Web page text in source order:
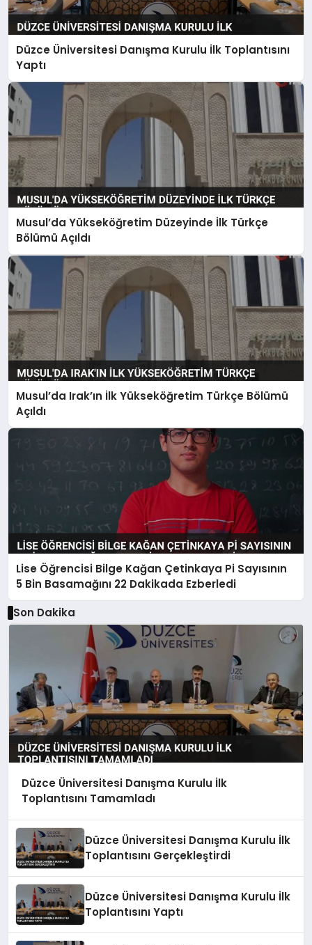
Düzce Üniversitesi Danışma Kurulu İlk Toplantısını
Yaptı
Musul’da Yükseköğretim Düzeyinde İlk Türkçe
Bölümü Açıldı
Musul’da Irak’ın İlk Yükseköğretim Türkçe Bölümü
Açıldı
Lise Öğrencisi Bilge Kağan Çetinkaya Pi Sayısının
5 Bin Basamağını 22 Dakikada Ezberledi
Son Dakika
Düzce Üniversitesi Danışma Kurulu İlk
Toplantısını Tamamladı
Düzce Üniversitesi Danışma Kurulu İlk
Toplantısını Gerçekleştirdi
Düzce Üniversitesi Danışma Kurulu İlk
Toplantısını Yaptı